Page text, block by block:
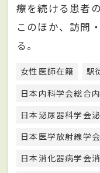
療を続ける患者
このほか、訪問
る。
女性医師在籍 駅
日本内科学会総合
日本泌尿器科学会
日本医学放射線学
日本消化器病学会